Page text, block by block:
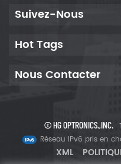
Suivez-Nous
Hot Tags
Nous Contacter
© HG OPTRONICS.,INC.
Réseau IPv6 pris en
XML